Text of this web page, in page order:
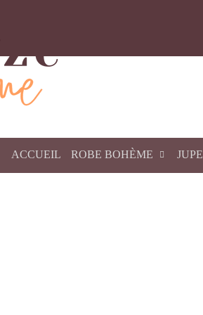
ACCUEIL ROBE BOHÈME